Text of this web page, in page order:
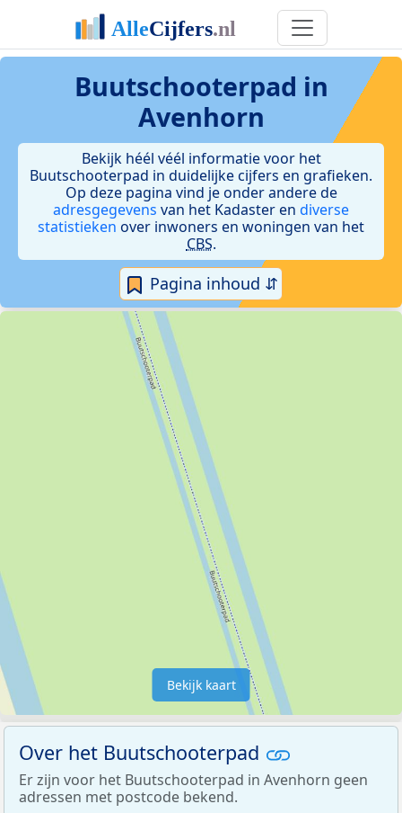
Buutschooterpad in
Avenhorn
Bekijk héél véél informatie voor het
Buutschooterpad in duidelijke cijfers en grafieken.
Op deze pagina vind je onder andere de
adresgegevens van het Kadaster en diverse
statistieken over inwoners en woningen van het
CBS.
Pagina inhoud ⇵
Bekijk kaart
Over het Buutschooterpad
Er zijn voor het Buutschooterpad in Avenhorn geen
adressen met postcode bekend.